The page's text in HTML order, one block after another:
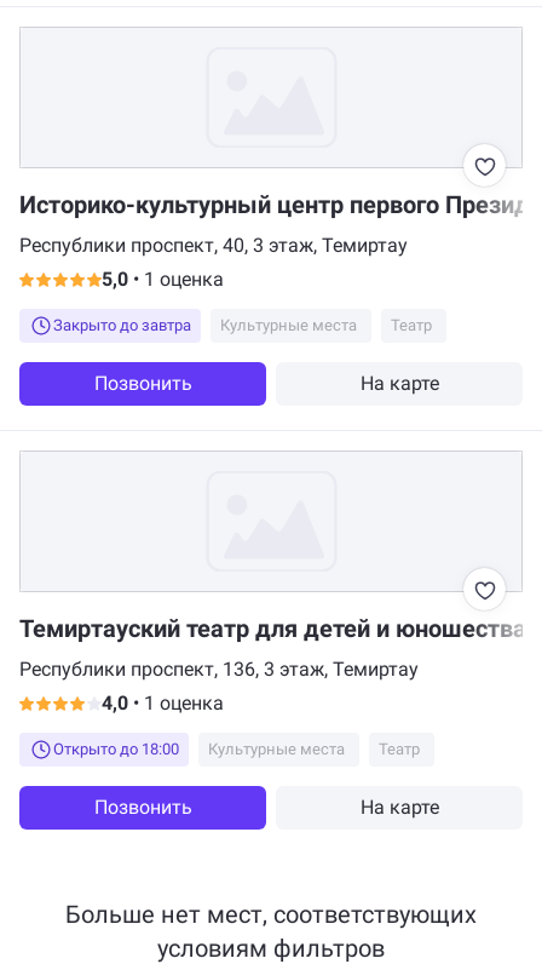
Историко-культурный центр первого
Республики проспект, 40, 3 этаж, Темиртау
5,0 • 1 оценка
Закрыто до завтра Культурные места Театр
Позвонить На карте
Темиртауский театр для детей и юношества
Республики проспект, 136, 3 этаж, Темиртау
4,0 • 1 оценка
Открыто до 18:00 Культурные места Театр
Позвонить На карте
Больше нет мест, соответствующих
условиям фильтров